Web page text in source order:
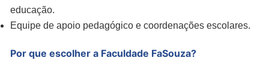
educação.
Equipe de apoio pedagógico e coordenações escolares.
Por que escolher a Faculdade FaSouza?